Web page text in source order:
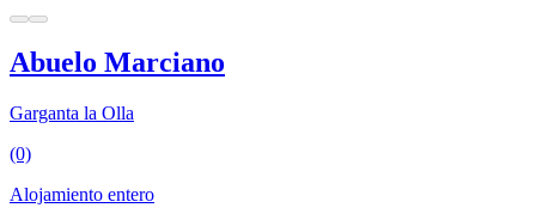
Abuelo Marciano
Garganta la Olla
(0)
Alojamiento entero